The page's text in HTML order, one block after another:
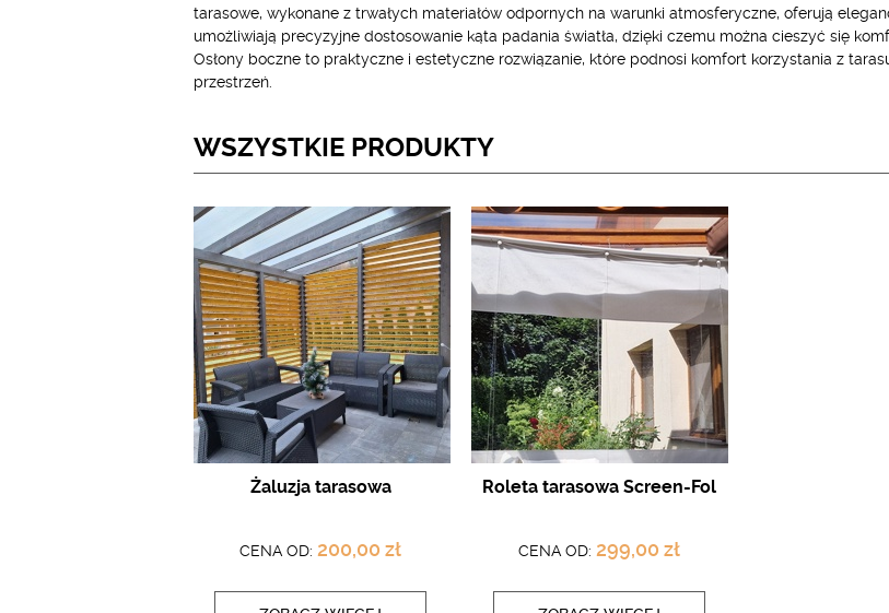
tarasowe, wykonane z trwałych materiałów odpornych na warunki atmosferyczne, oferują
umożliwiają precyzyjne dostosowanie kąta padania światła, dzięki czemu można cieszyć się
Osłony boczne to praktyczne i estetyczne rozwiązanie, które podnosi komfort korzystania z
przestrzeń.
WSZYSTKIE PRODUKTY
Żaluzja tarasowa
CENA OD: 200,00 zł
Roleta tarasowa Screen-Fol
CENA OD: 299,00 zł